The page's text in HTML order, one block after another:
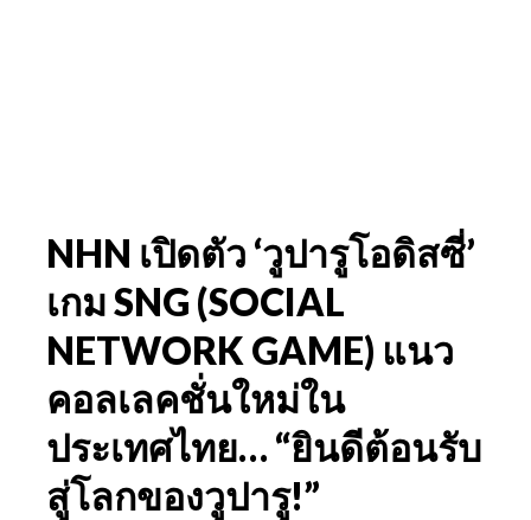
NHN เปิดตัว ‘วูปารูโอดิสซี่’
เกม SNG (SOCIAL
NETWORK GAME) แนว
คอลเลคชั่นใหม่ใน
ประเทศไทย… “ยินดีต้อนรับ
สู่โลกของวูปารู!”